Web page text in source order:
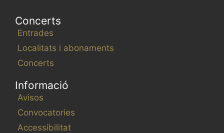
Concerts
Entrades
Localitats i abonaments
Concerts
Informació
Avisos
Convocatories
Accessibilitat